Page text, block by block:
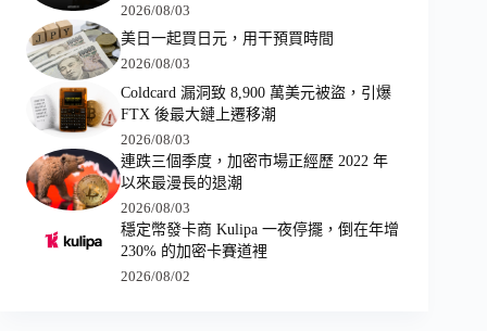
2026/08/03
美日一起買日元，用干預買時間
2026/08/03
Coldcard 漏洞致 8,900 萬美元被盜，引爆
FTX 後最大鏈上遷移潮
2026/08/03
連跌三個季度，加密市場正經歷 2022 年
以來最漫長的退潮
2026/08/03
穩定幣發卡商 Kulipa 一夜停擺，倒在年增
230% 的加密卡賽道裡
2026/08/02